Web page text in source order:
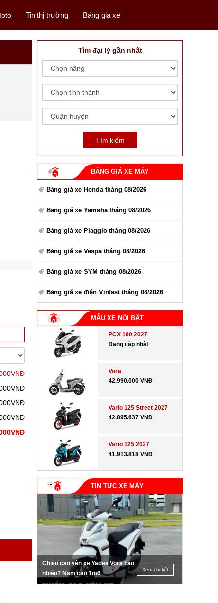
Tin thị trường Bảng giá xe
Tìm đại lý gần nhất
BẢNG GIÁ XE MÁY
Bảng giá xe Honda tháng 08/2026
Bảng giá xe Yamaha tháng 08/2026
Bảng giá xe Piaggio tháng 08/2026
Bảng giá xe Vespa tháng 08/2026
Bảng giá xe SYM tháng 08/2026
Bảng giá xe điện Vinfast tháng 08/2026
MẪU XE NỔI BẬT
PCX 160 2027
Đang cập nhật
Vora
42.990.000 VNĐ
Vario 125 Street 2027
42.895.637 VNĐ
Vario 125 2027
41.913.818 VNĐ
TIN TỨC XE MÁY
Chiều cao yên xe Yadea Vora bao
nhiêu? Nam cao 1m6
Xem chi tiết